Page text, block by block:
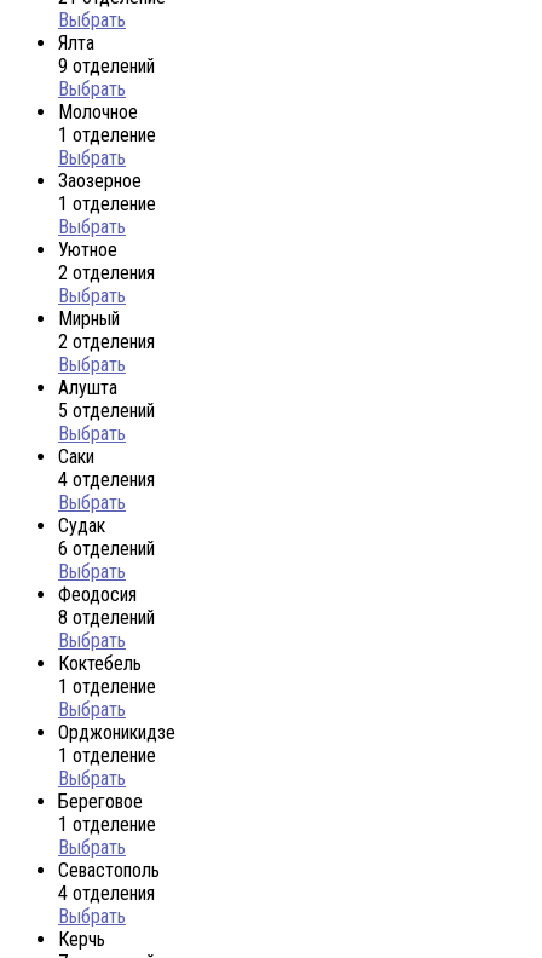
Выбрать
Ялта
9 отделений
Выбрать
Молочное
1 отделение
Выбрать
Заозерное
1 отделение
Выбрать
Уютное
2 отделения
Выбрать
Мирный
2 отделения
Выбрать
Алушта
5 отделений
Выбрать
Саки
4 отделения
Выбрать
Судак
6 отделений
Выбрать
Феодосия
8 отделений
Выбрать
Коктебель
1 отделение
Выбрать
Орджоникидзе
1 отделение
Выбрать
Береговое
1 отделение
Выбрать
Севастополь
4 отделения
Выбрать
Керчь